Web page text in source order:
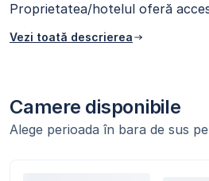
Proprietatea/hotelul oferă
Vezi toată descrierea
Camere disponibile
Alege perioada în bara de sus